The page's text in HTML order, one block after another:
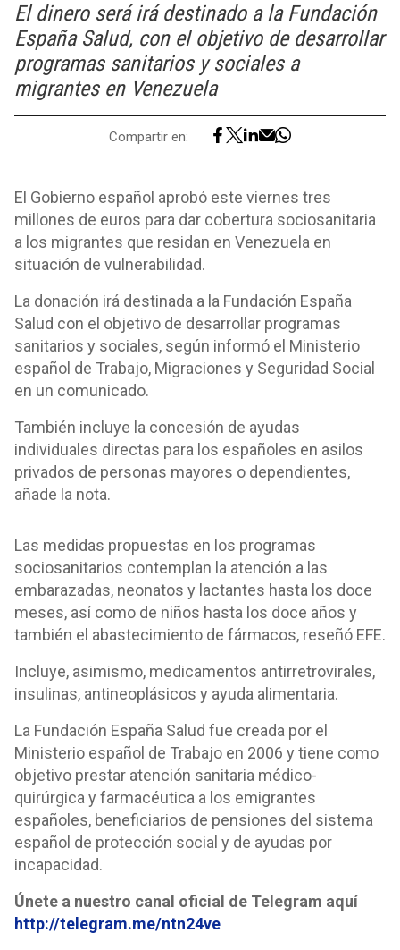
El dinero será irá destinado a la Fundación
España Salud, con el objetivo de desarrollar
programas sanitarios y sociales a
migrantes en Venezuela
Compartir en:
El Gobierno español aprobó este viernes tres
millones de euros para dar cobertura sociosanitaria
a los migrantes que residan en Venezuela en
situación de vulnerabilidad.
La donación irá destinada a la Fundación España
Salud con el objetivo de desarrollar programas
sanitarios y sociales, según informó el Ministerio
español de Trabajo, Migraciones y Seguridad Social
en un comunicado.
También incluye la concesión de ayudas
individuales directas para los españoles en asilos
privados de personas mayores o dependientes,
añade la nota.
Las medidas propuestas en los programas
sociosanitarios contemplan la atención a las
embarazadas, neonatos y lactantes hasta los doce
meses, así como de niños hasta los doce años y
también el abastecimiento de fármacos, reseñó EFE.
Incluye, asimismo, medicamentos antirretrovirales,
insulinas, antineoplásicos y ayuda alimentaria.
La Fundación España Salud fue creada por el
Ministerio español de Trabajo en 2006 y tiene como
objetivo prestar atención sanitaria médico-
quirúrgica y farmacéutica a los emigrantes
españoles, beneficiarios de pensiones del sistema
español de protección social y de ayudas por
incapacidad.
Únete a nuestro canal oficial de Telegram aquí
http://telegram.me/ntn24ve